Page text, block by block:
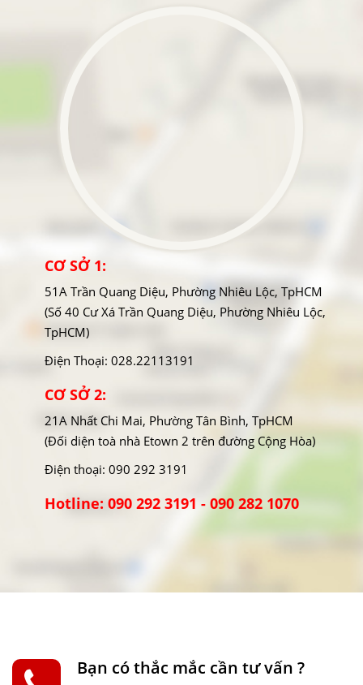
CƠ SỞ 1:
51A Trần Quang Diệu, Phường Nhiêu Lộc, TpHCM
(Số 40 Cư Xá Trần Quang Diệu, Phường Nhiêu Lộc,
TpHCM)
Điện Thoại: 028.22113191
CƠ SỞ 2:
21A Nhất Chi Mai, Phường Tân Bình, TpHCM
(Đối diện toà nhà Etown 2 trên đường Cộng Hòa)
Điện thoại: 090 292 3191
Hotline: 090 292 3191 - 090 282 1070
Bạn có thắc mắc cần tư vấn ?